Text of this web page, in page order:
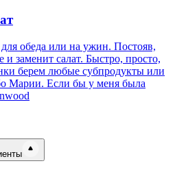
обеда или на ужин. Постояв,
и заменит салат. Быстро, просто,
берем любые субпродукты или
Марии. Если бы у меня была